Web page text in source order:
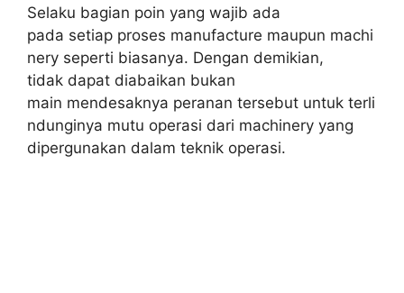
Selaku bagian poin yang wajib ada
pada setiap proses manufacture maupun machi
nery seperti biasanya. Dengan demikian,
tidak dapat diabaikan bukan
main mendesaknya peranan tersebut untuk terli
ndunginya mutu operasi dari machinery yang
dipergunakan dalam teknik operasi.